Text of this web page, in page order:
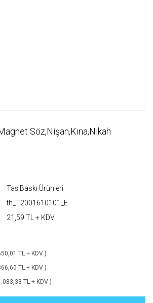
Söz,Nişan,Kına,Nikah
Taş Baskı Ürünleri
th_T2001610101_E
21,59 TL + KDV
TL + KDV )
TL + KDV )
TL + KDV )